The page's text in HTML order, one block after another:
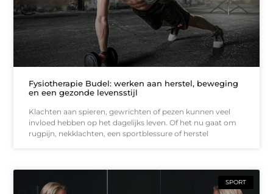
Fysiotherapie Budel: werken aan herstel, beweging
en een gezonde levensstijl
Klachten aan spieren, gewrichten of pezen kunnen veel
invloed hebben op het dagelijks leven. Of het nu gaat om
rugpijn, nekklachten, een sportblessure of herstel
SPORT